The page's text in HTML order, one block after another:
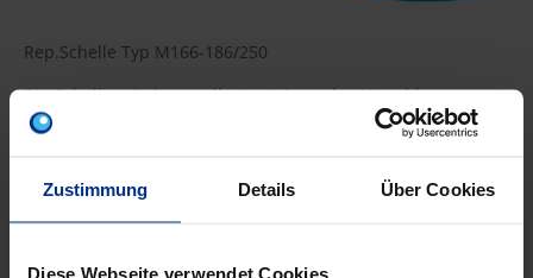
Zustimmung Details Über Cookies
Diese Webseite verwendet Cookies
Rep.Schelle Typ M166-186/250
Die Schelle mit dem „selbstzentrierenden Verschluss-
System”, doppelt gespannt
32 Stück = 1 Palette